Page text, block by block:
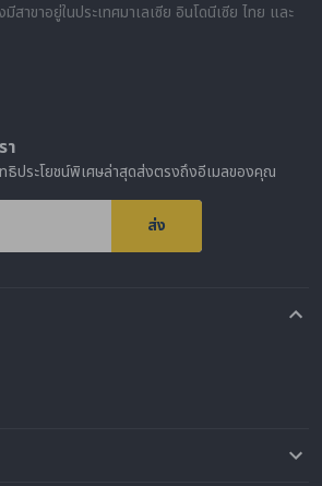
สาขาอยู่ในประเทศมาเลเซีย อินโดนีเซีย ไทย และ
า
ธิประโยชน์พิเศษล่าสุดส่งตรงถึงอีเมลของคุณ
ส่ง